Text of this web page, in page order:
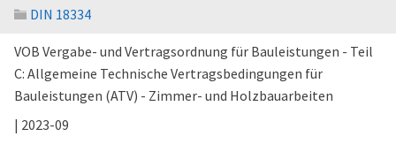
DIN 18334
VOB Vergabe- und Vertragsordnung für Bauleistungen - Teil
C: Allgemeine Technische Vertragsbedingungen für
Bauleistungen (ATV) - Zimmer- und Holzbauarbeiten
| 2023-09